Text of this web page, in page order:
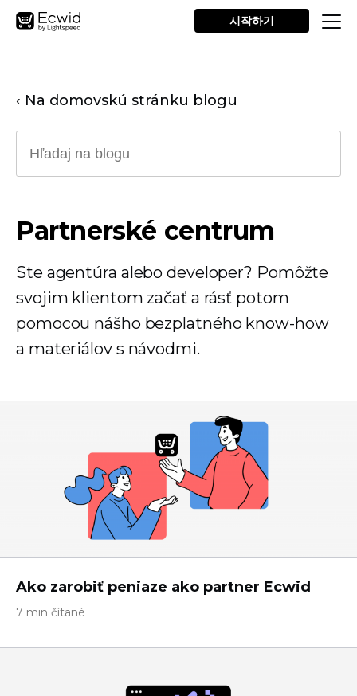
시작하기
‹ Na domovskú stránku blogu
Partnerské centrum
Ste agentúra alebo developer? Pomôžte
svojim klientom začať a rásť potom
pomocou nášho bezplatného know-how
a materiálov s návodmi.
Ako zarobiť peniaze ako partner Ecwid
7 min čítané